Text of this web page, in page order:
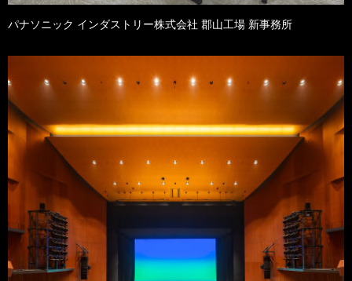
パナソニック インダストリー株式会社 郡山工場 新事務所